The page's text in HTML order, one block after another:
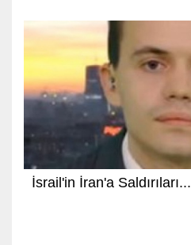
İsrail'in İran'a Saldırıları...